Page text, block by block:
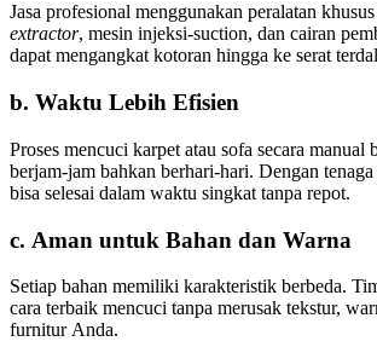
Jasa profesional menggunakan peralatan
extractor, mesin injeksi-suction, dan cairan
dapat mengangkat kotoran hingga ke serat
b. Waktu Lebih Efisien
Proses mencuci karpet atau sofa secara manual
berjam-jam bahkan berhari-hari. Dengan
bisa selesai dalam waktu singkat tanpa repot.
c. Aman untuk Bahan dan Warna
Setiap bahan memiliki karakteristik berbeda.
cara terbaik mencuci tanpa merusak tekstur,
furnitur Anda.